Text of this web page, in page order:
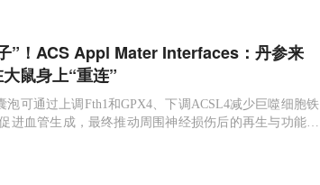
”！ACS Appl Mater Interfaces：丹参来
鼠身上“重连”
可通过上调Fth1和GPX4、下调ACSL4减少巨噬细胞铁
进血管生成，最终推动周围神经损伤后的再生与功能恢